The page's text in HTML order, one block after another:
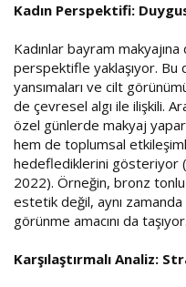
Kadın Perspektifi:
Kadınlar bayram
perspektifle yaklaşıyor. Bu
yansımaları ve cilt
de çevresel algı ile ilişkili.
özel günlerde makyaj
hem de toplumsal
hedeflediklerini gösteriyor
2022). Örneğin, bronz tonlu
estetik değil, aynı
görünme amacını da taşıyor.
Karşılaştırmalı Analiz: